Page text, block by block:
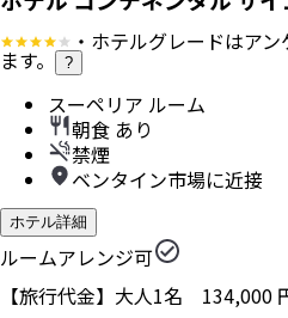
・ホテルグレードはア
ます。 ?
スーペリア ルーム
朝食 あり
禁煙
ベンタイン市場に近接
ホテル詳細
ルームアレンジ可
【旅行代金】大人1名 134,000